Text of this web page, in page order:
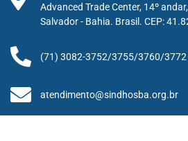
Advanced Trade Center, 14º
Salvador - Bahia. Brasil. CEP:
(71) 3082-3752/3755/3760/3772
atendimento@sindhosba.org.br